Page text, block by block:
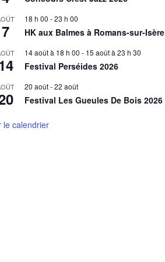
7
18 h 00 -23 h 00
HK aux Balmes à Romans-sur-Isère
14 août à 18 h 00 - 15 août à 23 h 30
Festival Perséides 2026
20 août-22 août
Festival Les Gueules De Bois 2026
le calendrier